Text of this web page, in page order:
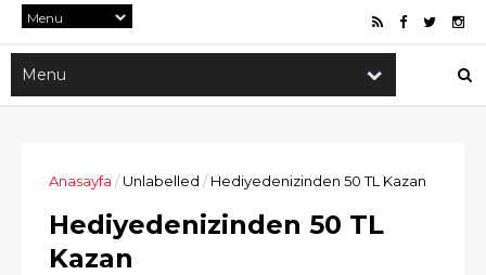
Anasayfa /Unlabelled / Hediyedenizinden 50 TL Kazan
Hediyedenizinden 50 TL
Kazan